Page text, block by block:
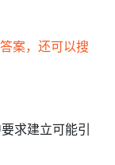
案，还可以搜
求建立可能引